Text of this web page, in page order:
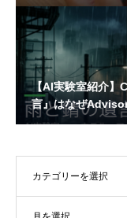
【AI実験室紹介】
言』はなぜ